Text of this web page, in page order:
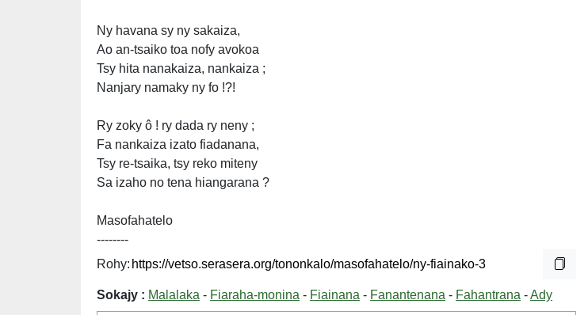
Ny havana sy ny sakaiza,
Ao an-tsaiko toa nofy avokoa
Tsy hita nanakaiza, nankaiza ;
Nanjary namaky ny fo !?!
Ry zoky ô ! ry dada ry neny ;
Fa nankaiza izato fiadanana,
Tsy re-tsaika, tsy reko miteny
Sa izaho no tena hiangarana ?
Masofahatelo
--------
Rohy:
Sokajy : Malalaka - Fiaraha-monina - Fiainana - Fanantenana - Fahantrana -Ady